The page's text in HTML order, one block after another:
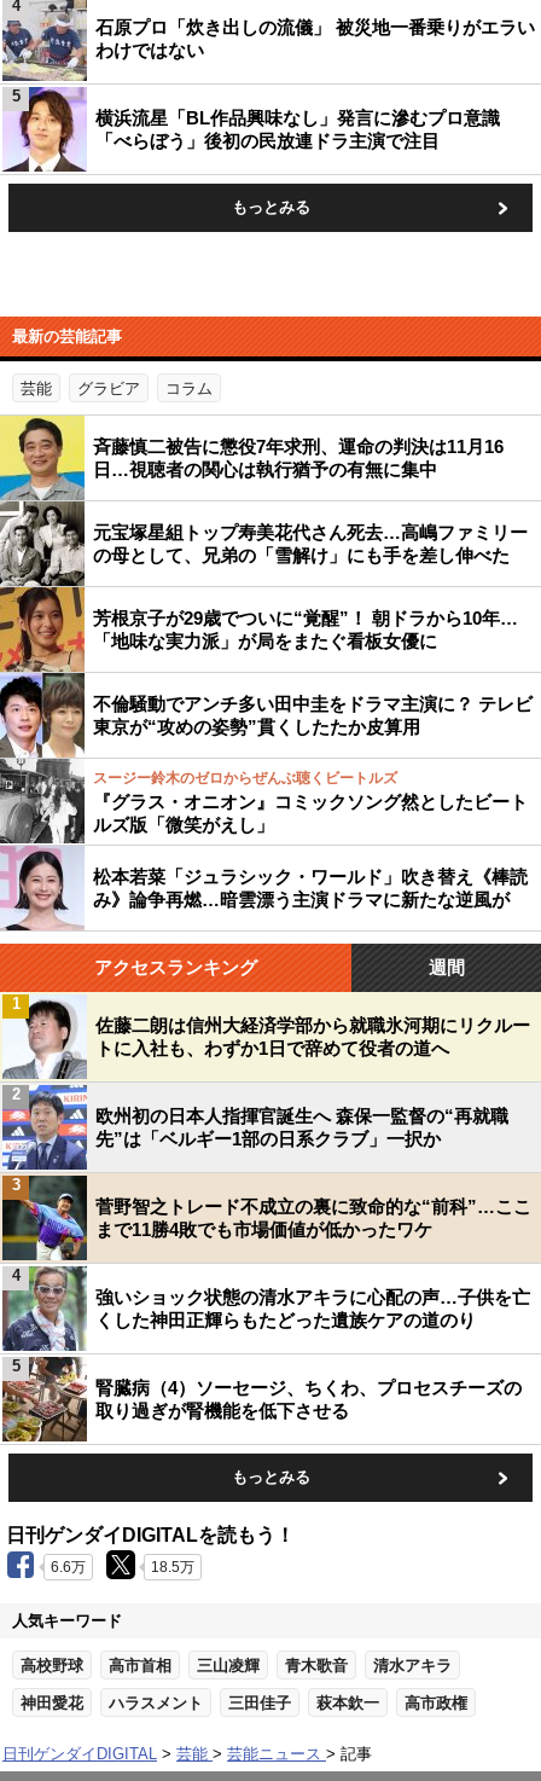
石原プロ「炊き出しの流儀」 被災地一番乗りがエラい
わけではない
4
横浜流星「BL作品興味なし」発言に滲むプロ意識
「べらぼう」後初の民放連ドラ主演で注目
5
もっとみる
最新の芸能記事
芸能 グラビア コラム
斉藤慎二被告に懲役7年求刑、運命の判決は11月16
日…視聴者の関心は執行猶予の有無に集中
元宝塚星組トップ寿美花代さん死去…高嶋ファミリー
の母として、兄弟の「雪解け」にも手を差し伸べた
芳根京子が29歳でついに“覚醒”！ 朝ドラから10年…
「地味な実力派」が局をまたぐ看板女優に
不倫騒動でアンチ多い田中圭をドラマ主演に？ テレビ
東京が“攻めの姿勢”貫くしたたか皮算用
スージー鈴木のゼロからぜんぶ聴くビートルズ
『グラス・オニオン』コミックソング然としたビート
ルズ版「微笑がえし」
松本若菜「ジュラシック・ワールド」吹き替え《棒読
み》論争再燃…暗雲漂う主演ドラマに新たな逆風が
アクセスランキング 週間
佐藤二朗は信州大経済学部から就職氷河期にリクルー
トに入社も、わずか1日で辞めて役者の道へ
1
欧州初の日本人指揮官誕生へ 森保一監督の“再就職
先”は「ベルギー1部の日系クラブ」一択か
2
菅野智之トレード不成立の裏に致命的な“前科”…ここ
まで11勝4敗でも市場価値が低かったワケ
3
強いショック状態の清水アキラに心配の声…子供を亡
くした神田正輝らもたどった遺族ケアの道のり
4
腎臓病（4）ソーセージ、ちくわ、プロセスチーズの
取り過ぎが腎機能を低下させる
5
もっとみる
日刊ゲンダイDIGITALを読もう！
6.6万 18.5万
人気キーワード
高校野球 高市首相 三山凌輝 青木歌音 清水アキラ
神田愛花 ハラスメント 三田佳子 萩本欽一 高市政権
日刊ゲンダイDIGITAL 芸能 芸能ニュース 記事